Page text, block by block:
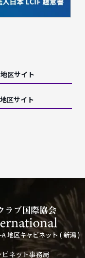
区サイト
区サイト
ネット事務局